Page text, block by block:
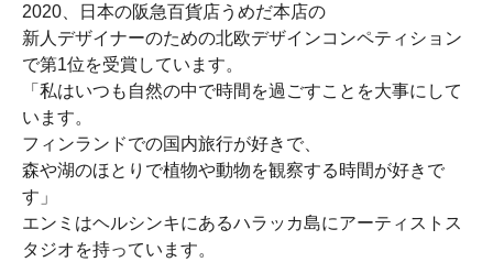
2020、日本の阪急百貨店うめだ本店の
新人デザイナーのための北欧デザインコンペティション
で第1位を受賞しています。
「私はいつも自然の中で時間を過ごすことを大事にして
います。
フィンランドでの国内旅行が好きで、
森や湖のほとりで植物や動物を観察する時間が好きで
す」
エンミはヘルシンキにあるハラッカ島にアーティストス
タジオを持っています。